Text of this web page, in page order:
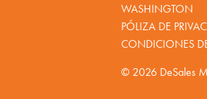
WASHINGTON
PÓLIZA DE
CONDICIONES
© 2026 DeSales